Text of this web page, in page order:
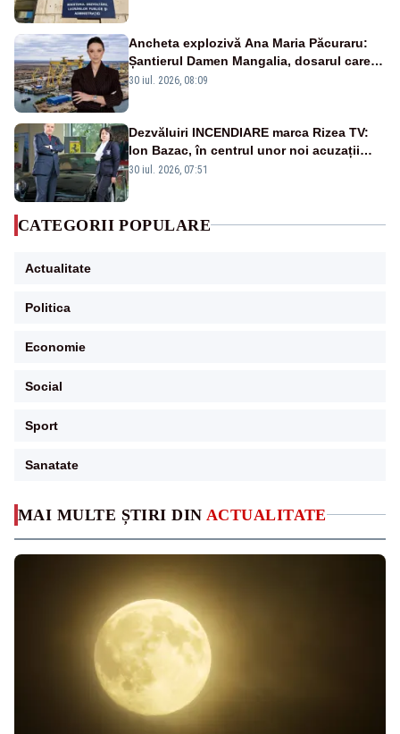
MAI MULTE ȘTIRI DIN ACTUALITATE
Ancheta explozivă Ana Maria Păcuraru:
Șantierul Damen Mangalia, dosarul care
scufundă apărarea României
30 iul. 2026, 08:09
Dezvăluiri INCENDIARE marca Rizea TV:
Ion Bazac, în centrul unor noi acuzații
publice
30 iul. 2026, 07:51
CATEGORII POPULARE
Actualitate
Politica
Economie
Social
Sport
Sanatate